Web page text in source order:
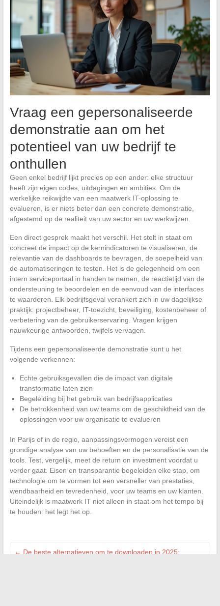
Vraag een gepersonaliseerde
demonstratie aan om het
potentieel van uw bedrijf te
onthullen
Geen enkel bedrijf lijkt precies op een ander: elke structuur
heeft zijn eigen codes, uitdagingen en ambities. Om de
werkelijke reikwijdte van een maatwerk IT-oplossing te
evalueren, is er niets beter dan een concrete demonstratie,
afgestemd op de realiteit van uw sector en uw werkwijzen.
Een direct gesprek maakt het verschil. Het stelt in staat om
concreet de impact op de kernindicatoren te visualiseren, de
relevantie van de dashboards te bevragen, de soepelheid van
de automatiseringen te testen. Het is de gelegenheid om een
intern serviceportaal in handen te nemen, de reactietijd van de
ondersteuning te beoordelen en de eenvoud van de interfaces
te waarderen. Elk bedrijfsgeval verankert zich in uw dagelijkse
praktijk: projectbeheer, IT-toezicht, beveiliging, kostenbeheer of
verbetering van de gebruikerservaring. Vragen krijgen
nauwkeurige antwoorden, twijfels vervagen.
Tijdens een gepersonaliseerde demonstratie kunt u het
volgende verkennen:
Echte gebruiksgevallen die de impact van digitale
transformatie laten zien
Begeleiding bij het gebruik van bedrijfsapplicaties
De betrokkenheid van uw teams om de geschiktheid van de
oplossingen voor uw organisatie te evalueren
In Parijs of in de regio, aanpassingsvermogen vereist een
grondige analyse van uw behoeften en de personalisatie van de
tools. Test, vergelijk, meet de return on investment voordat u
verder gaat. Eisen en transparantie begeleiden elke stap, om
technologie om te vormen tot een versneller van prestaties,
wendbaarheid en tevredenheid, voor uw teams en uw klanten.
Uiteindelijk is maatwerk IT niet alleen in staat om het tempo bij
te houden: het legt het op.
← De beste alternatieven om te downloaden in 2025: